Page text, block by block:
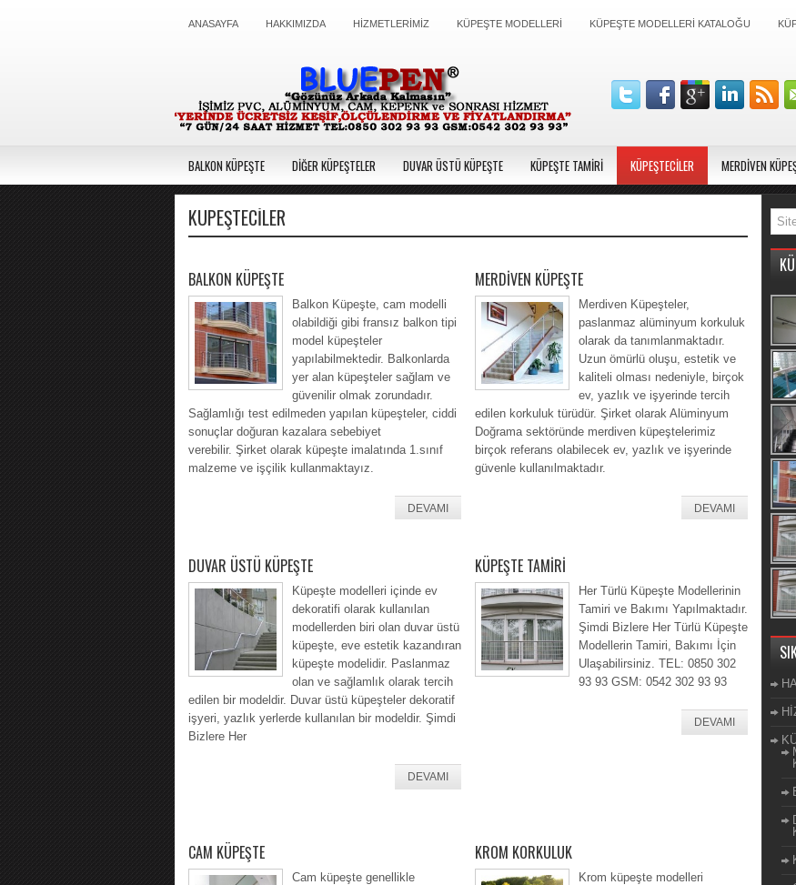
ANASAYFA HAKKIMIZDA HİZMETLERİMİZ KÜPEŞTE MODELLERİ KÜPEŞTE MODELLERİ KATALOĞU
BALKON KÜPEŞTE DİĞER KÜPEŞTELER DUVAR ÜSTÜ KÜPEŞTE KÜPEŞTE TAMİRİ KÜPEŞTECİLER MERDİVEN
KÜPEŞTECİLER
BALKON KÜPEŞTE
Balkon Küpeşte, cam modelli
olabildiği gibi fransız balkon tipi
model küpeşteler
yapılabilmektedir. Balkonlarda
yer alan küpeşteler sağlam ve
güvenilir olmak zorundadır.
Sağlamlığı test edilmeden yapılan küpeşteler, ciddi
sonuçlar doğuran kazalara sebebiyet
verebilir. Şirket olarak küpeşte imalatında 1.sınıf
malzeme ve işçilik kullanmaktayız.
DEVAMI
MERDİVEN KÜPEŞTE
Merdiven Küpeşteler,
paslanmaz alüminyum korkuluk
olarak da tanımlanmaktadır.
Uzun ömürlü oluşu, estetik ve
kaliteli olması nedeniyle, birçok
ev, yazlık ve işyerinde tercih
edilen korkuluk türüdür. Şirket olarak Alüminyum
Doğrama sektöründe merdiven küpeştelerimiz
birçok referans olabilecek ev, yazlık ve işyerinde
güvenle kullanılmaktadır.
DEVAMI
DUVAR ÜSTÜ KÜPEŞTE
Küpeşte modelleri içinde ev
dekoratifi olarak kullanılan
modellerden biri olan duvar üstü
küpeşte, eve estetik kazandıran
küpeşte modelidir. Paslanmaz
olan ve sağlamlık olarak tercih
edilen bir modeldir. Duvar üstü küpeşteler dekoratif
işyeri, yazlık yerlerde kullanılan bir modeldir. Şimdi
Bizlere Her
DEVAMI
KÜPEŞTE TAMİRİ
Her Türlü Küpeşte Modellerinin
Tamiri ve Bakımı Yapılmaktadır.
Şimdi Bizlere Her Türlü Küpeşte
Modellerin Tamiri, Bakımı İçin
Ulaşabilirsiniz. TEL: 0850 302
93 93 GSM: 0542 302 93 93
DEVAMI
CAM KÜPEŞTE
Cam küpeşte genellikle
KROM KORKULUK
Krom küpeşte modelleri